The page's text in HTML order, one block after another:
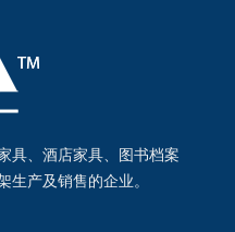
具、酒店家具、图书档案
生产及销售的企业。